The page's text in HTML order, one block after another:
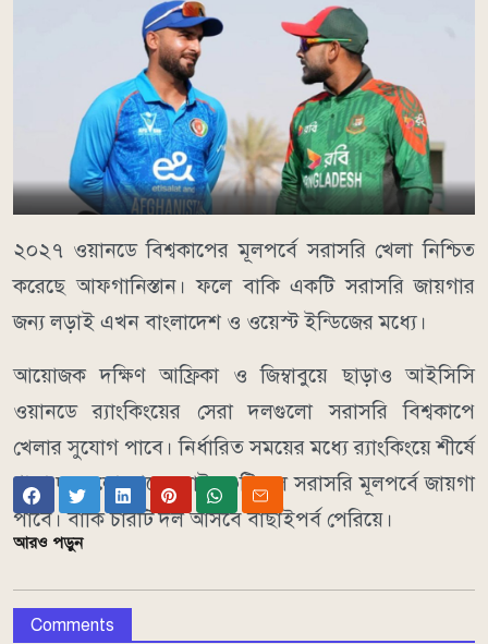
২০২৭ ওয়ানডে বিশ্বকাপের মূলপর্বে সরাসরি খেলা নিশ্চিত
করেছে আফগানিস্তান। ফলে বাকি একটি সরাসরি জায়গার
জন্য লড়াই এখন বাংলাদেশ ও ওয়েস্ট ইন্ডিজের মধ্যে।
আয়োজক দক্ষিণ আফ্রিকা ও জিম্বাবুয়ে ছাড়াও আইসিসি
ওয়ানডে র‌্যাংকিংয়ের সেরা দলগুলো সরাসরি বিশ্বকাপে
খেলার সুযোগ পাবে। নির্ধারিত সময়ের মধ্যে র‌্যাংকিংয়ে শীর্ষে
থাকা দলগুলো থেকে মোট ১০টি দল সরাসরি মূলপর্বে জায়গা
পাবে। বাকি চারটি দল আসবে বাছাইপর্ব পেরিয়ে।
আরও পড়ুন
Comments